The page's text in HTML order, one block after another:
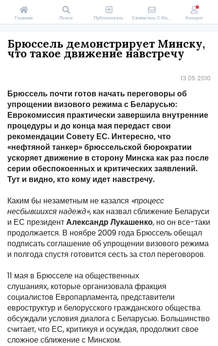
Брюссель демонстрирует Минску,
что такое движение навстречу
13.05.2010
Брюссель почти готов начать переговоры об
упрощении визового режима с Беларусью:
Еврокомиссия практически завершила внутренние
процедуры и до конца мая передаст свои
рекомендации Совету ЕС. Интересно, что
«нефтяной танкер»брюссельской бюрократии
ускоряет движение в сторону Минска как раз после
серии обеспокоенных и критических заявлений.
Тут и видно, кто кому идет навстречу.
Каким бы незаметным не казался «процесс
несбывшихся надежд», как назвал сближение Беларуси
и ЕС президентАлександр Лукашенко, но он все-таки
продолжается. В ноябре 2009 года Брюссель обещал
подписать соглашение об упрощении визового режима
и полгода спустя готовится сесть за стол переговоров.
11 мая в Брюсселе на общественных
слушаниях, которые организовала фракция
социалистов Европарламента, представители
евроструктур и белорусского гражданского общества
обсуждали условия диалога с Беларусью. Большинство
считает, что ЕС, критикуя и осуждая, продолжит свое
сложное сближение с Минском.
Главная Поиск Публиковать Свяжитесь С Нами Аккаунт